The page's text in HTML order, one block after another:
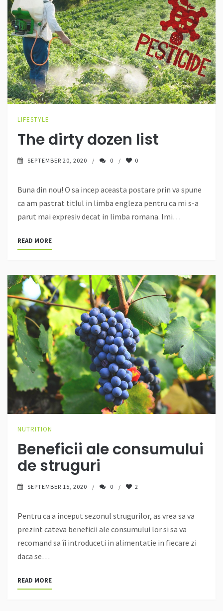
LIFESTYLE
The dirty dozen list
SEPTEMBER 20, 2020 0 0
Buna din nou! O sa incep aceasta postare prin va spune
ca am pastrat titlul in limba engleza pentru ca mi s-a
parut mai expresiv decat in limba romana. Imi…
READ MORE
NUTRITION
Beneficii ale consumului
de struguri
SEPTEMBER 15, 2020 0 2
Pentru ca a inceput sezonul strugurilor, as vrea sa va
prezint cateva beneficii ale consumului lor si sa va
recomand sa îi introduceti in alimentatie in fiecare zi
daca se…
READ MORE